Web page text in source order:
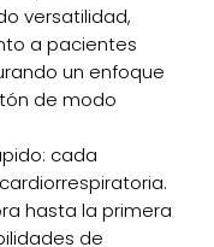
versatilidad,
a pacientes
un enfoque
de modo
cada
hasta la primera
de